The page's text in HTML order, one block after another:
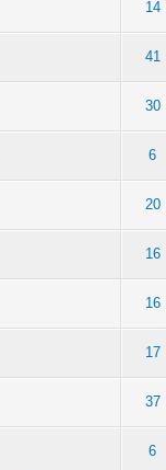
14
41
30
6
20
16
16
17
37
6